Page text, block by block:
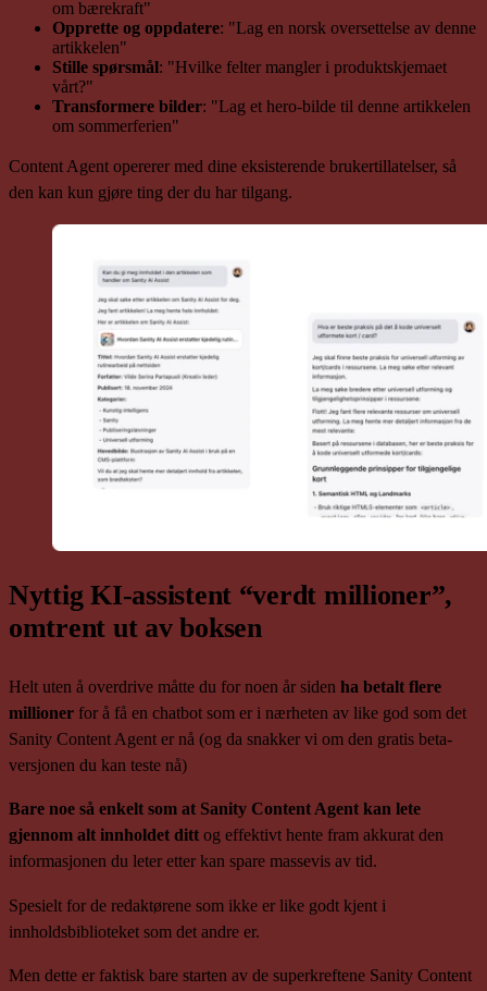
om bærekraft"
Opprette og oppdatere: "Lag en norsk oversettelse av denne
artikkelen"
Stille spørsmål: "Hvilke felter mangler i produktskjemaet
vårt?"
Transformere bilder: "Lag et hero-bilde til denne artikkelen
om sommerferien"
Content Agent opererer med dine eksisterende brukertillatelser, så
den kan kun gjøre ting der du har tilgang.
Nyttig KI-assistent “verdt millioner”,
omtrent ut av boksen
Helt uten å overdrive måtte du for noen år siden ha betalt flere
millioner for å få en chatbot som er i nærheten av like god som det
Sanity Content Agent er nå (og da snakker vi om den gratis beta-
versjonen du kan teste nå)
Bare noe så enkelt som at Sanity Content Agent kan lete
gjennom alt innholdet ditt og effektivt hente fram akkurat den
informasjonen du leter etter kan spare massevis av tid.
Spesielt for de redaktørene som ikke er like godt kjent i
innholdsbiblioteket som det andre er.
Men dette er faktisk bare starten av de superkreftene Sanity Content